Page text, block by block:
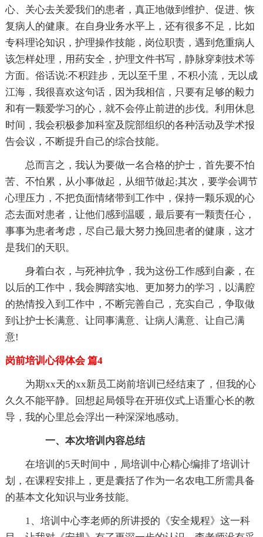
心、关心去关爱我们的患者，真正地做到维护、促进、恢
复病人的健康。在自身业务水平上，还有很多不足，比如
专科理论知识，护理操作技能，岗位职责，遇到危重病人
该怎样处理，用药安全，护理文件书写，静脉穿刺技术等
方面。俗话说:不积跬步，无以至千里，不积小流，无以成
江海，我很喜欢这句话，因为我相信，只要有足够的毅力
和有一颗爱学习的心，就不会停止前进的步伐。利用休息
时间，我会积极参加科室及院部组织的各种活动及学术报
告会议，不断提升自己的综合技能。
总而言之，我认为要做一名合格的护士，首先要不怕
苦、不怕累，从小事做起，从细节做起;其次，要学会调节
心理压力，不把负面情绪带到工作中，保持一颗乐观的心
态去面对患者，让他们感到温暖，最后要有一颗责任心，
事事为患者考虑，尽自己最大努力挽回患者的健康，这才
是我们的天职。
身着白衣，与死神抗争，我为这份工作感到自豪，在
以后的工作中，我会脚踏实地、更加努力的学习，以满腔
的热情投入到工作中，不断完善自己，充实自己，争取做
到让护士长满意、让同事满意、让病人满意、让自己满
意!
岗前培训心得体会 篇4
为期xx天的xx新员工岗前培训已经结束了，但我的心
久久不能平静。回想起局领导在开班仪式上语重心长的教
导，我的心里总会浮出一种深深地感动。
一、本次培训内容总结
在培训的5天时间中，局培训中心精心编排了培训计
划，在课程安排上，更是囊括了作为一名农电工所需具备
的基本文化知识与业务技能。
1、培训中心李老师的所讲授的《安全规程》这一科